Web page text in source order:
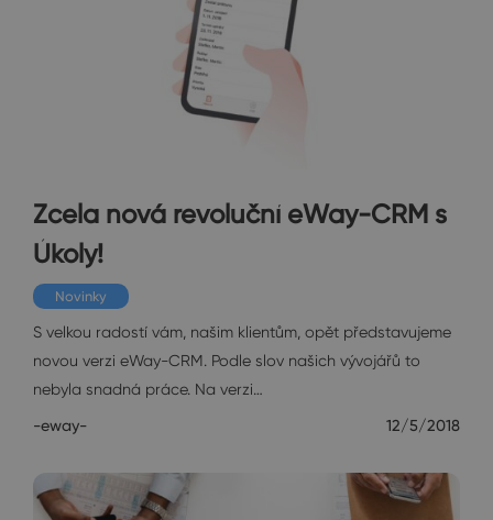
Zcela nová revoluční eWay-CRM s
Úkoly!
Novinky
S velkou radostí vám, našim klientům, opět představujeme
novou verzi eWay-CRM. Podle slov našich vývojářů to
nebyla snadná práce. Na verzi…
-eway- 12/5/2018